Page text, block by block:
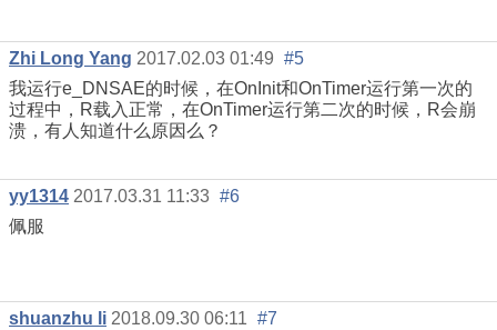
Zhi Long Yang 2017.02.03 01:49 #5
我运行e_DNSAE的时候，在OnInit和OnTimer运行第一次的
过程中，R载入正常，在OnTimer运行第二次的时候，R会崩
溃，有人知道什么原因么？
yy1314 2017.03.31 11:33 #6
佩服
shuanzhu li 2018.09.30 06:11 #7